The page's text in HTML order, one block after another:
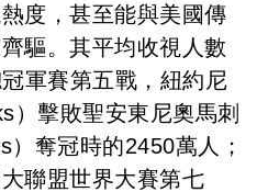
度，甚至能與美國傳
驅。其平均收視人數
軍賽第五戰，紐約尼
）擊敗聖安東尼奧馬刺
）奪冠時的2450萬人；
聯盟世界大賽第七